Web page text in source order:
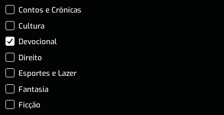
Contos e Crônicas
Cultura
Devocional
Direito
Esportes e Lazer
Fantasia
Ficção